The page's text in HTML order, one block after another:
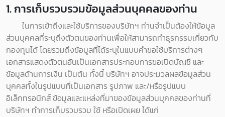
1. การเก็บรวบรวมข้อมูลส่วนบุคคลของท่าน
ในการเข้าถึงและใช้บริการของบริษัทฯ ท่านจำเป็นต้องให้ข้อมูล
ส่วนบุคคลที่ระบุถึงตัวตนของท่านเพื่อให้สามารถทำธุรกรรมเกี่ยวกับ
กองทุนได้ โดยรวมถึงข้อมูลที่ได้ระบุในแบบคำขอใช้บริการต่างๆ
เอกสารแสดงตัวตนอันเป็นเอกสารประกอบการขอเปิดบัญชี และ
ข้อมูลด้านการเงิน เป็นต้น ทั้งนี้ บริษัทฯ อาจประมวลผลข้อมูลส่วน
บุคคลทั้งในรูปแบบที่เป็นเอกสาร รูปภาพ และ/หรือรูปแบบ
อิเล็กทรอนิกส์ ข้อมูลและแหล่งที่มาของข้อมูลส่วนบุคคลของท่านที่
บริษัทฯ ทำการเก็บรวบรวม ใช้ หรือเปิดเผย ได้แก่